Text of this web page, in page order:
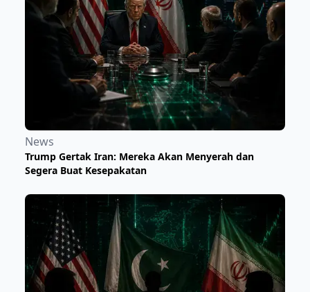
News
Trump Gertak Iran: Mereka Akan Menyerah dan
Segera Buat Kesepakatan